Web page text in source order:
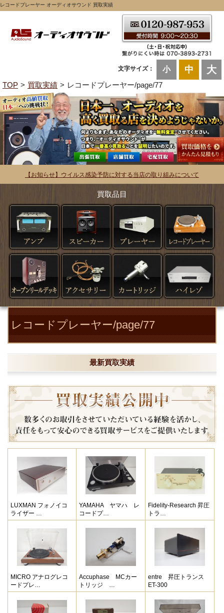
レコードプレーヤー オーディオサウンド 買取実績
文字サイズ： 小 中 大
TOP 買取実績 レコードプレーヤー/page/77
【お知らせ】ウイルス感染予防に対する当店の取り組みについて
買取品目
レコードプレーヤー/page/77
最新買取実績
LUXMAN フォノイコ
ライザー …
YAMAHA ヤマハ レ
コードプ…
Fidelity-Research 昇圧
トラ…
MICRO アナログレコ
ードプレ…
Accuphase MCカー
トリッジ …
entre 昇圧トランス
ET-300